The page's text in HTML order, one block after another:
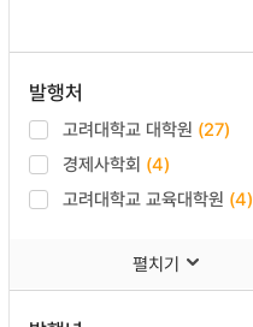
발행처
고려대학교 대학원 (27)
경제사학회 (4)
고려대학교 교육대학원 (4)
펼치기